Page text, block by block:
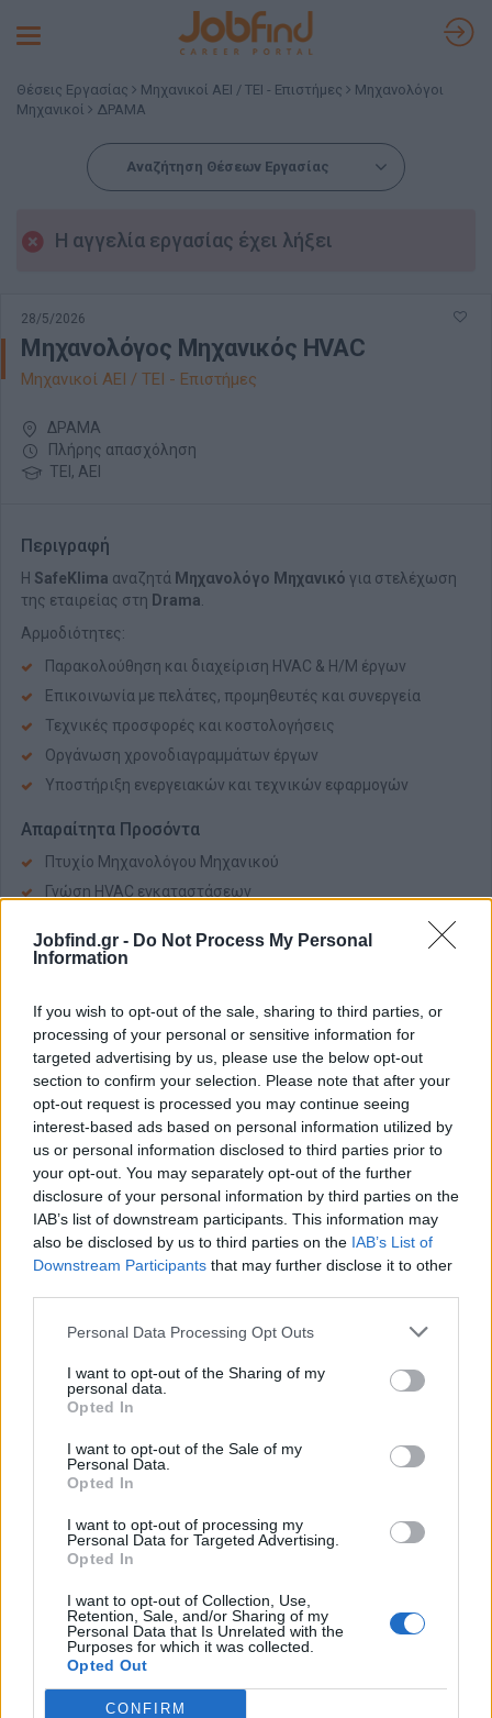
Jobfind.gr - Do Not Process My Personal
Information
If you wish to opt-out of the sale, sharing to third parties, or
processing of your personal or sensitive information for
targeted advertising by us, please use the below opt-out
section to confirm your selection. Please note that after your
opt-out request is processed you may continue seeing
interest-based ads based on personal information utilized by
us or personal information disclosed to third parties prior to
your opt-out. You may separately opt-out of the further
disclosure of your personal information by third parties on the
IAB’s list of downstream participants. This information may
also be disclosed by us to third parties on the IAB’s List of
Downstream Participants that may further disclose it to other
Personal Data Processing Opt Outs
I want to opt-out of the Sharing of my
personal data.
Opted In
I want to opt-out of the Sale of my
Personal Data.
Opted In
I want to opt-out of processing my
Personal Data for Targeted Advertising.
Opted In
I want to opt-out of Collection, Use,
Retention, Sale, and/or Sharing of my
Personal Data that Is Unrelated with the
Purposes for which it was collected.
Opted Out
CONFIRM
Toggle
Θέσεις Εργασίας Μηχανικοί ΑΕΙ / ΤΕΙ - Επιστήμες
Μηχανολόγοι
Μηχανικοί
ΔΡΑΜΑ
Αναζήτηση Θέσεων Εργασίας
Η αγγελία εργασίας έχει λήξει
28/5/2026
Μηχανολόγος Μηχανικός HVAC
Μηχανικοί ΑΕΙ / ΤΕΙ - Επιστήμες
ΔΡΑΜΑ
Πλήρης απασχόληση
ΤΕΙ, ΑΕΙ
Περιγραφή
Η SafeKlima αναζητά Μηχανολόγο Μηχανικό για στελέχωση
της εταιρείας στη Drama
Αρμοδιότητες:
Παρακολούθηση και διαχείριση HVAC & Η/Μ έργων
Επικοινωνία με πελάτες, προμηθευτές και συνεργεία
Τεχνικές προσφορές και κοστολογήσεις
Οργάνωση χρονοδιαγραμμάτων έργων
Υποστήριξη ενεργειακών και τεχνικών εφαρμογών
Απαραίτητα Προσόντα
Πτυχίο Μηχανολόγου Μηχανικού
Γνώση HVAC εγκαταστάσεων
Υπευθυνότητα και οργανωτική σκέψη
Ανταγωνιστικές αποδοχές
Σταθερή εργασία
Δυνατότητα εξέλιξης σε υπεύθυνο ρόλο
Συμμετοχή σε μεγάλα έργα HVAC και ενέργειας
Θέσεις εργασίας
Όλες οι Θέσεις Εργασίας
Θέσεις Εργασίας ανά Εταιρεία
Κέντρο Βοήθειας